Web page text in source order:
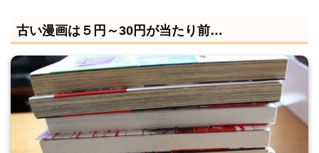
古い漫画は５円～30円が当たり前…